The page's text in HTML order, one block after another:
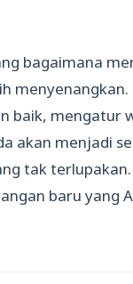
bagaimana
baik, mengatur
akan menjadi
tak
baru yang